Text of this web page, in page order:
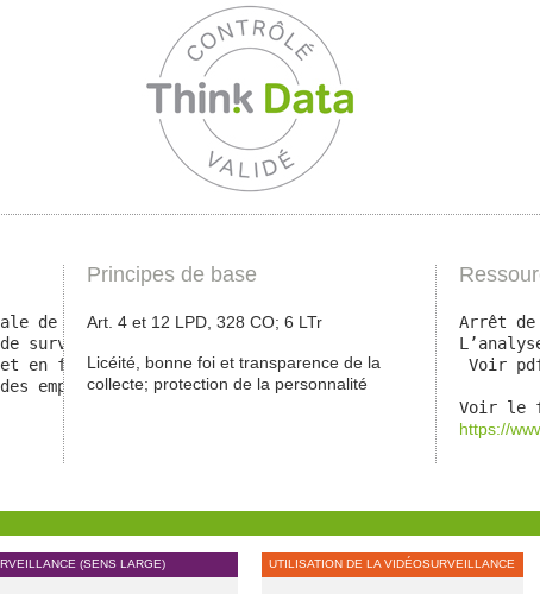
de protéger la personnalité de ses employés.
de surveillance, et en particulier de contrôle des
formalisant et communiquant ses instructions, dans
des employés à leur insu est illicite.
Principes de base
Art. 4 et 12 LPD, 328 CO; 6 LTr
Licéité, bonne foi et transparence de la
collecte; protection de la personnalité
Arrêt de
Voir
Voir le
https://
(SENS LARGE) UTILISATION DE LA VIDÉOSURVEILLANCE